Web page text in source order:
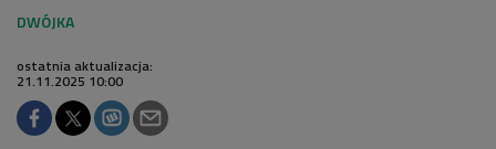
ostatnia aktualizacja:
21.11.2025 10:00